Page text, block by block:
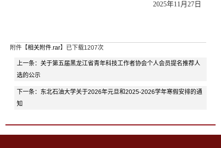
2025年11月 27日
附件【相关附件.rar】已下载1207次
上一条： 关于第五届黑龙江省青年科技工作者协会个人会员提名推荐人
选的公示
下一条： 东北石油大学关于2026年元旦和2025-2026学年寒假安排的通
知